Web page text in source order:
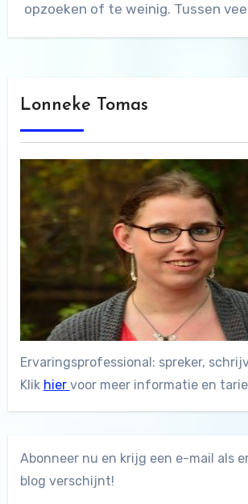
opzoeken of te weinig. Tussen
Lonneke Tomas
Ervaringsprofessional: spreker,
Klik hier voor meer informatie en
Abonneer nu en krijg een e-mail als
blog verschijnt!